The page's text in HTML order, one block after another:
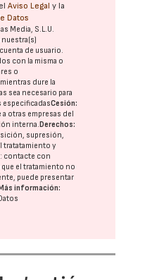
Aviso Legal y la
Datos
Media, S.L.U.
de usuario.
con la misma o
o
mientras dure la
sea necesario para
especificadasCesión:
a otras empresas del
interna. Derechos:
supresión,
tratatamiento y
contacte con
el tratamiento no
puede presentar
Más información: